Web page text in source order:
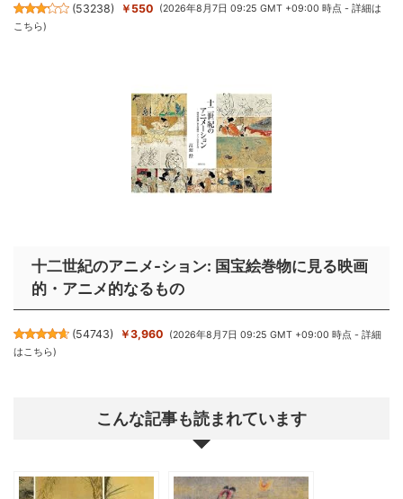
(53238) ￥550 (2026年8月7日 09:25 GMT +09:00 時点 -詳細は
こちら)
十二世紀のアニメ-ション: 国宝絵巻物に見る映画
的・アニメ的なるもの
(54743) ￥3,960 (2026年8月7日 09:25 GMT +09:00 時点 -詳細
はこちら)
こんな記事も読まれています